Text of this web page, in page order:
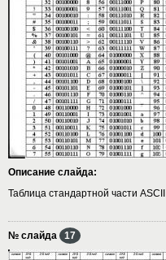
Описание слайда:
Таблица стандартной части ASCII
№ слайда 17